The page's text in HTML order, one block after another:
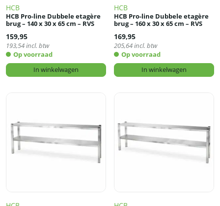
HCB
HCB Pro-line Dubbele etagère
brug – 140 x 30 x 65 cm – RVS
159,95
193,54incl. btw
Op voorraad
In winkelwagen
HCB
HCB Pro-line Dubbele etagère
brug – 160 x 30 x 65 cm – RVS
169,95
205,64incl. btw
Op voorraad
In winkelwagen